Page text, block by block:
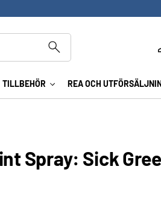
TILLBEHÖR REA OCH
Spray: Sick